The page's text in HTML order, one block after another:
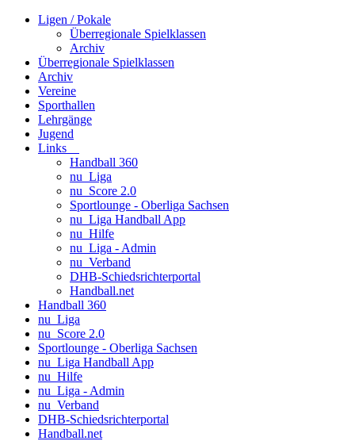
Ligen / Pokale
Überregionale Spielklassen
Archiv
Überregionale Spielklassen
Archiv
Vereine
Sporthallen
Lehrgänge
Jugend
Links
Handball 360
nu_Liga
nu_Score 2.0
Sportlounge - Oberliga Sachsen
nu_Liga Handball App
nu_Hilfe
nu_Liga - Admin
nu_Verband
DHB-Schiedsrichterportal
Handball.net
Handball 360
nu_Liga
nu_Score 2.0
Sportlounge - Oberliga Sachsen
nu_Liga Handball App
nu_Hilfe
nu_Liga - Admin
nu_Verband
DHB-Schiedsrichterportal
Handball.net